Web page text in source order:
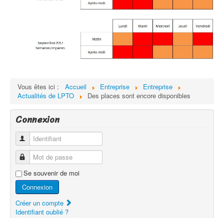
Vous êtes ici : Accueil Entreprise
Entreprise
Actualités de LPTO
Des places sont encore disponibles
Connexion
Identifiant
Mot de passe
Se souvenir de moi
Connexion
Créer un compte
Identifiant oublié ?